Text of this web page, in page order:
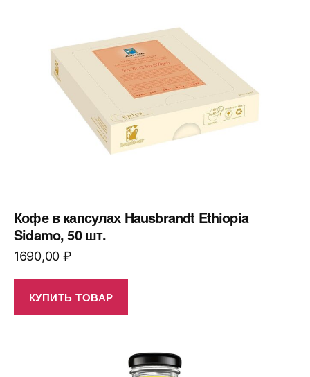
Кофе в капсулах Hausbrandt Ethiopia
Sidamo, 50 шт.
1690,00 ₽
КУПИТЬ ТОВАР